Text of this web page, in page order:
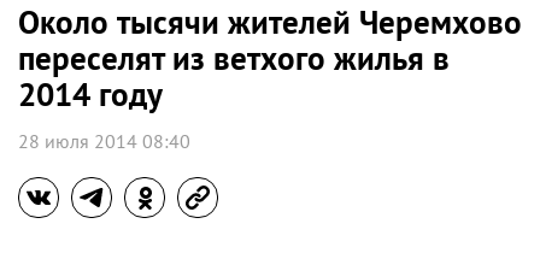
Около тысячи жителей Черемхово
переселят из ветхого жилья в
2014 году
28 июля 2014 08:40